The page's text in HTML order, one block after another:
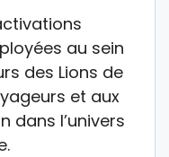
au sein
des Lions de
et aux
dans l’univers